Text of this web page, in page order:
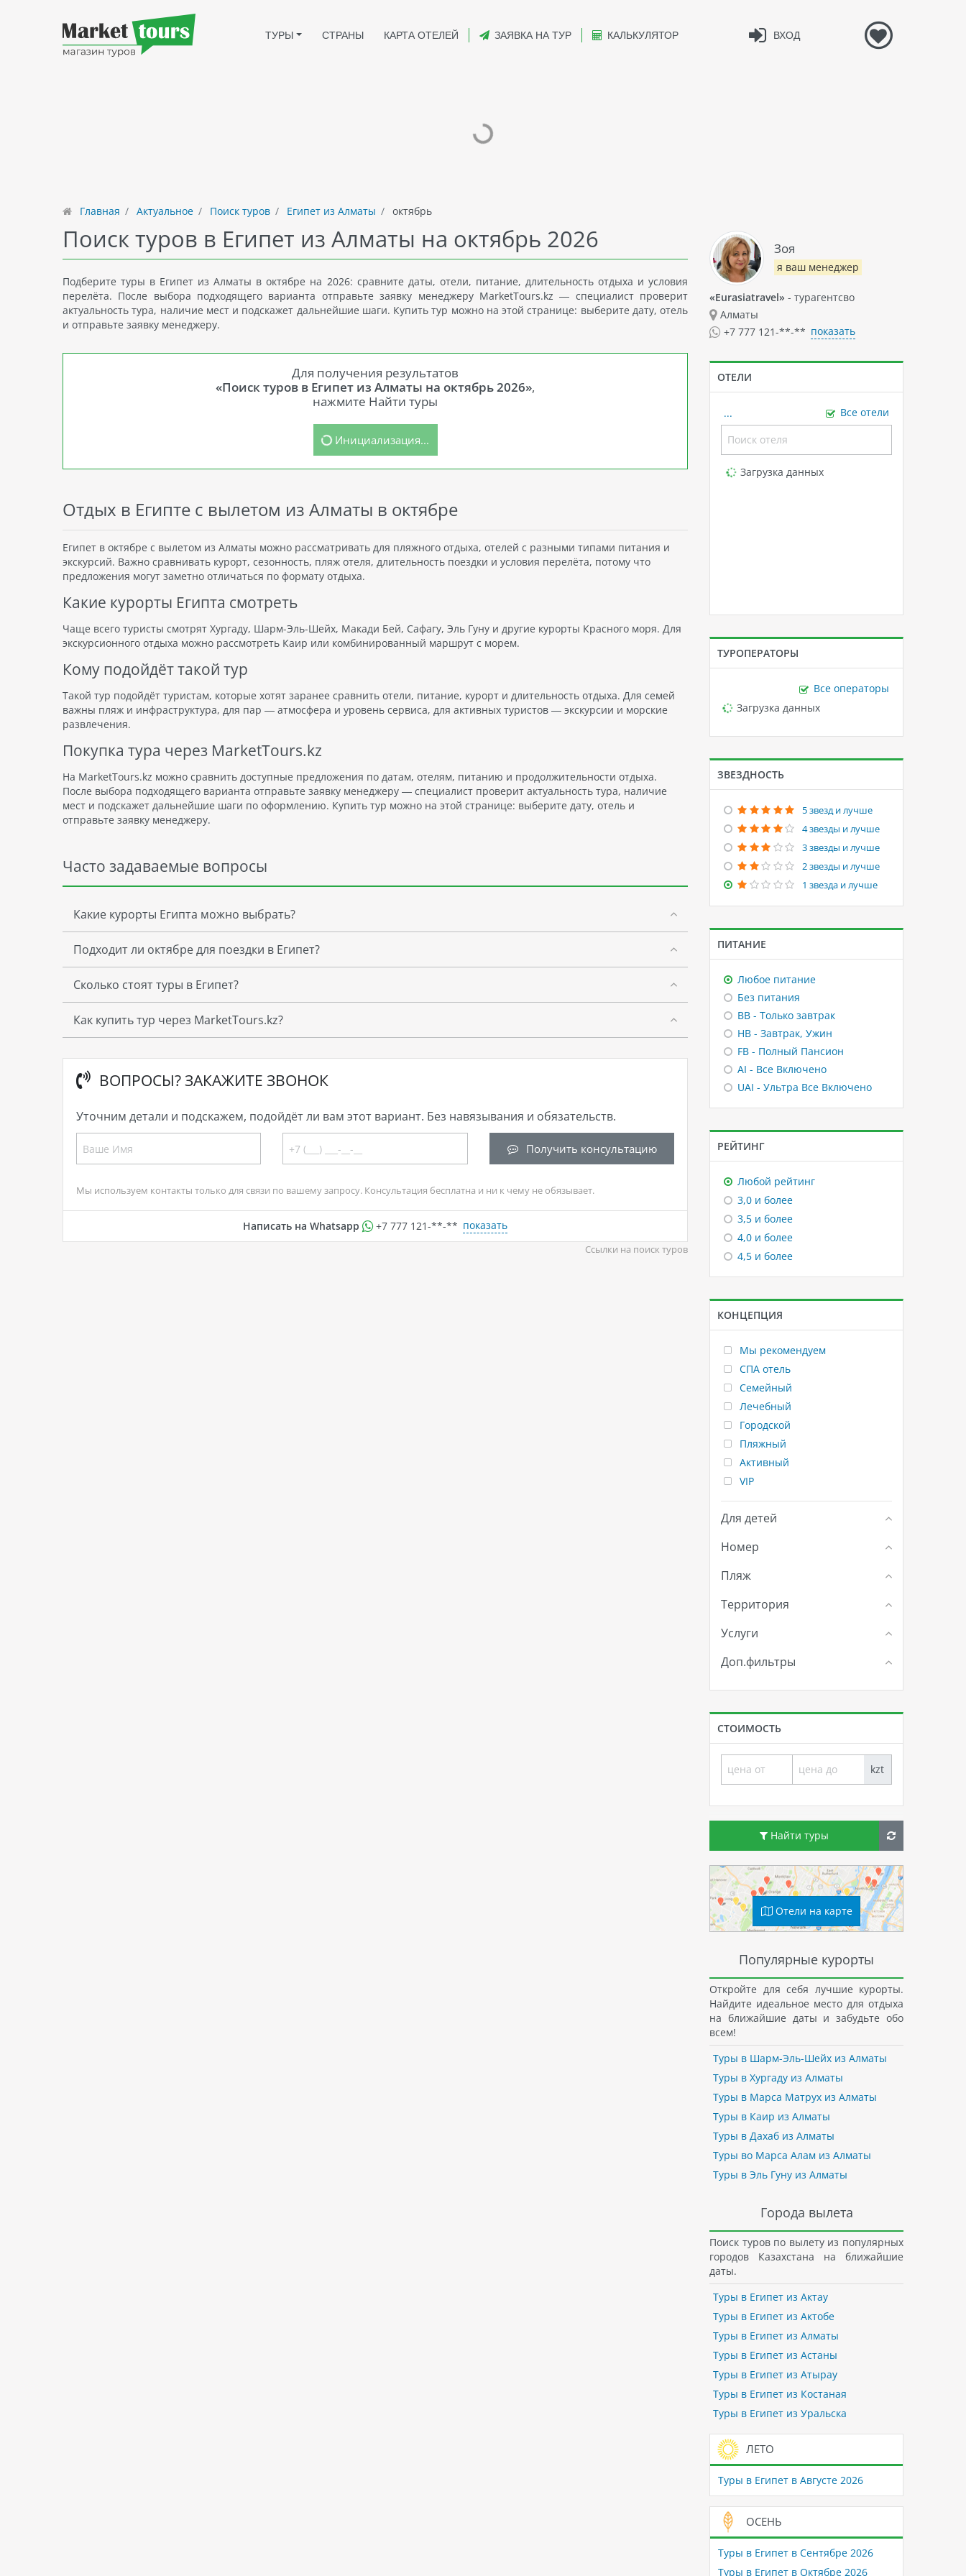
ВХОД
ТУРЫ СТРАНЫ КАРТА ОТЕЛЕЙ ЗАЯВКА НА ТУР КАЛЬКУЛЯТОР
Главная Актуальное Поиск туров Египет из Алматы октябрь
Поиск туров в Египет из Алматы на октябрь 2026
Подберите туры в Египет из Алматы в октябре на 2026: сравните даты, отели, питание, длительность отдыха и условия
перелёта. После выбора подходящего варианта отправьте заявку менеджеру MarketTours.kz — специалист проверит
актуальность тура, наличие мест и подскажет дальнейшие шаги. Купить тур можно на этой странице: выберите дату, отель
и отправьте заявку менеджеру.
Для получения результатов
«Поиск туров в Египет из Алматы на октябрь 2026»,
нажмите Найти туры
Инициализация...
Отдых в Египте с вылетом из Алматы в октябре
Египет в октябре с вылетом из Алматы можно рассматривать для пляжного отдыха, отелей с разными типами питания и
экскурсий. Важно сравнивать курорт, сезонность, пляж отеля, длительность поездки и условия перелёта, потому что
предложения могут заметно отличаться по формату отдыха.
Какие курорты Египта смотреть
Чаще всего туристы смотрят Хургаду, Шарм-Эль-Шейх, Макади Бей, Сафагу, Эль Гуну и другие курорты Красного моря. Для
экскурсионного отдыха можно рассмотреть Каир или комбинированный маршрут с морем.
Кому подойдёт такой тур
Такой тур подойдёт туристам, которые хотят заранее сравнить отели, питание, курорт и длительность отдыха. Для семей
важны пляж и инфраструктура, для пар — атмосфера и уровень сервиса, для активных туристов — экскурсии и морские
развлечения.
Покупка тура через MarketTours.kz
На MarketTours.kz можно сравнить доступные предложения по датам, отелям, питанию и продолжительности отдыха.
После выбора подходящего варианта отправьте заявку менеджеру — специалист проверит актуальность тура, наличие
мест и подскажет дальнейшие шаги по оформлению. Купить тур можно на этой странице: выберите дату, отель и
отправьте заявку менеджеру.
Часто задаваемые вопросы
Какие курорты Египта можно выбрать?
Подходит ли октябре для поездки в Египет?
Сколько стоят туры в Египет?
Как купить тур через MarketTours.kz?
ВОПРОСЫ? ЗАКАЖИТЕ ЗВОНОК
Уточним детали и подскажем, подойдёт ли вам этот вариант. Без навязывания и обязательств.
Получить консультацию
Мы используем контакты только для связи по вашему запросу. Консультация бесплатна и ни к чему не обязывает.
Написать на Whatsapp +7 777 121-**-** показать
Ссылки на поиск туров
Зоя
я ваш менеджер
«Eurasiatravel» - турагентсво
Алматы
+7 777 121-**-** показать
ОТЕЛИ
... Все отели
Loading...
Загрузка данных
ТУРОПЕРАТОРЫ
Все операторы
Loading...
Загрузка данных
ЗВЕЗДНОСТЬ
5 звезд и лучше
4 звезды и лучше
3 звезды и лучше
2 звезды и лучше
1 звезда и лучше
ПИТАНИЕ
Любое питание
Без питания
BB - Только завтрак
HB - Завтрак, Ужин
FB - Полный Пансион
AI - Все Включено
UAI - Ультра Все Включено
РЕЙТИНГ
Любой рейтинг
3,0 и более
3,5 и более
4,0 и более
4,5 и более
КОНЦЕПЦИЯ
Мы рекомендуем
СПА отель
Семейный
Лечебный
Городской
Пляжный
Активный
VIP
Для детей
Номер
Пляж
Территория
Услуги
Доп.фильтры
СТОИМОСТЬ
kzt
Найти туры
Отели на карте
Популярные курорты
Откройте для себя лучшие курорты.
Найдите идеальное место для отдыха
на ближайшие даты и забудьте обо
всем!
Туры в Шарм-Эль-Шейх из Алматы
Туры в Хургаду из Алматы
Туры в Марса Матрух из Алматы
Туры в Каир из Алматы
Туры в Дахаб из Алматы
Туры во Марса Алам из Алматы
Туры в Эль Гуну из Алматы
Города вылета
Поиск туров по вылету из популярных
городов Казахстана на ближайшие
даты.
Туры в Египет из Актау
Туры в Египет из Актобе
Туры в Египет из Алматы
Туры в Египет из Астаны
Туры в Египет из Атырау
Туры в Египет из Костаная
Туры в Египет из Уральска
ЛЕТО
Туры в Египет в Августе 2026
ОСЕНЬ
Туры в Египет в Сентябре 2026
Туры в Египет в Октябре 2026